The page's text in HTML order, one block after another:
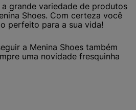
grande variedade de produtos
Shoes. Com certeza você
perfeito para a sua vida!
a Menina Shoes também
uma novidade fresquinha